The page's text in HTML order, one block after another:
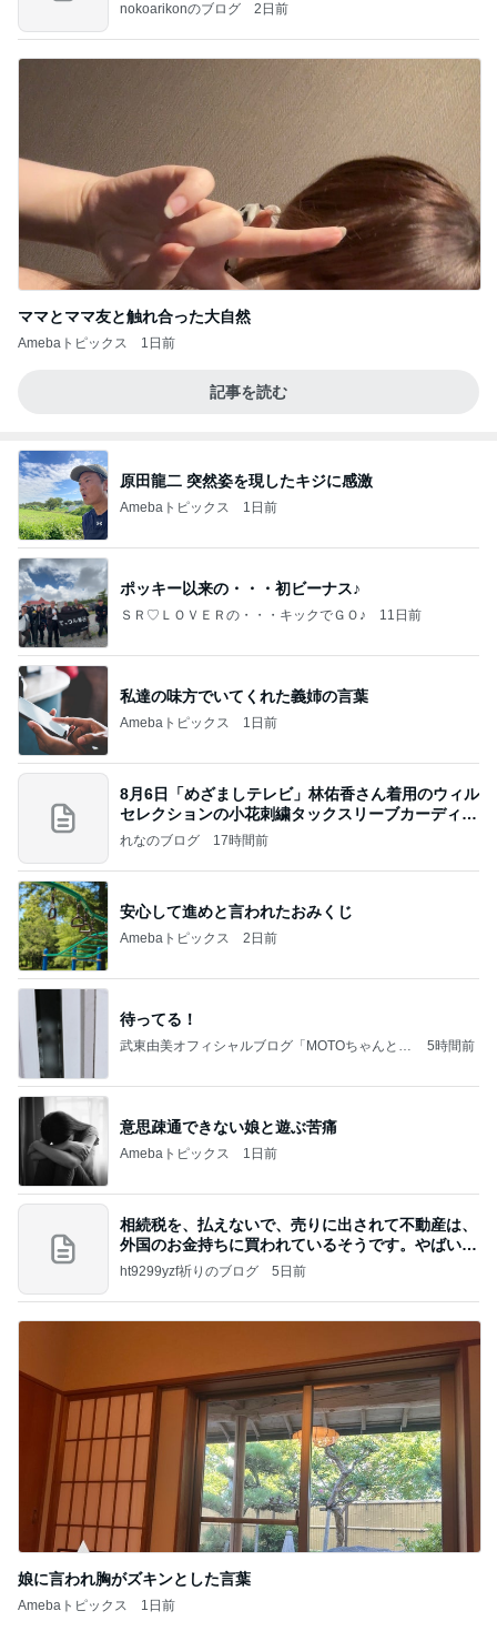
nokoarikonのブログ 2日前
ママとママ友と触れ合った大自然
Amebaトピックス 1日前
記事を読む
原田龍二 突然姿を現したキジに感激
Amebaトピックス 1日前
ポッキー以来の・・・初ビーナス♪
ＳＲ♡ＬＯＶＥＲの・・・キックでＧＯ♪ 11日前
私達の味方でいてくれた義姉の言葉
Amebaトピックス 1日前
8月6日「めざましテレビ」林佑香さん着用のウィル
セレクションの小花刺繍タックスリーブカーディガ
ン
れなのブログ 17時間前
安心して進めと言われたおみくじ
Amebaトピックス 2日前
待ってる！
武東由美オフィシャルブログ「MOTOちゃんとの
5時間前
意思疎通できない娘と遊ぶ苦痛
Amebaトピックス 1日前
相続税を、払えないで、売りに出されて不動産は、
外国のお金持ちに買われているそうです。やばいで
すよ
ht9299yzf祈りのブログ 5日前
娘に言われ胸がズキンとした言葉
Amebaトピックス 1日前